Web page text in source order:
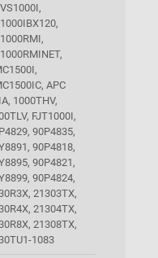
APC
1000THV,
FJT1000I,
90P4835,
90P4818,
90P4821,
90P4824,
21303TX,
21304TX,
21308TX,
1083